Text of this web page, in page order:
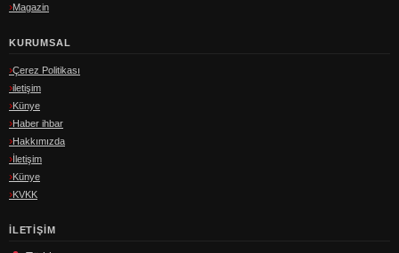
Magazin
KURUMSAL
Çerez Politikası
iletişim
Künye
Haber ihbar
Hakkımızda
İletişim
Künye
KVKK
İLETIŞIM